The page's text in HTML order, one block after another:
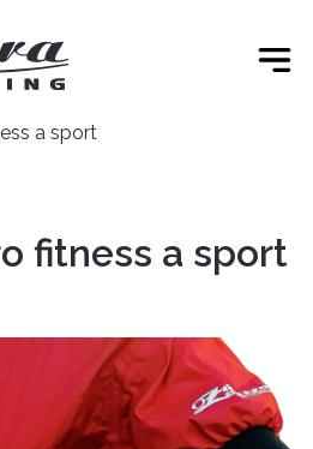
a sport
fitness a sport